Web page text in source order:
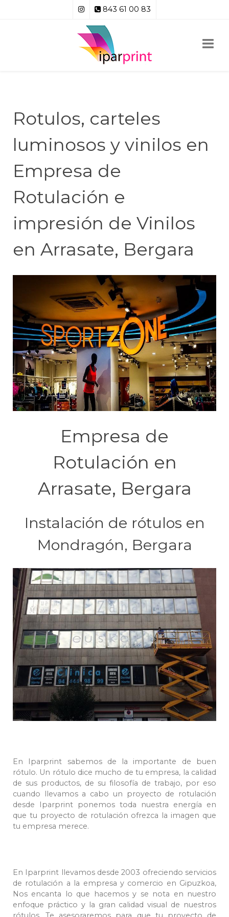
843 61 00 83
Rotulos, carteles
luminosos y vinilos en
Empresa de
Rotulación e
impresión de Vinilos
en Arrasate, Bergara
Empresa de
Rotulación en
Arrasate, Bergara
Instalación de rótulos en
Mondragón, Bergara
En Iparprint sabemos de la importante de buen
rótulo. Un rótulo dice mucho de tu empresa, la calidad
de sus productos, de su filosofía de trabajo, por eso
cuando llevamos a cabo un proyecto de rotulación
desde Iparprint ponemos toda nuestra energía en
que tu proyecto de rotulación ofrezca la imagen que
tu empresa merece.
En Iparprint llevamos desde 2003 ofreciendo servicios
de rotulación a la empresa y comercio en Gipuzkoa,
Nos encanta lo que hacemos y se nota en nuestro
enfoque práctico y la gran calidad visual de nuestros